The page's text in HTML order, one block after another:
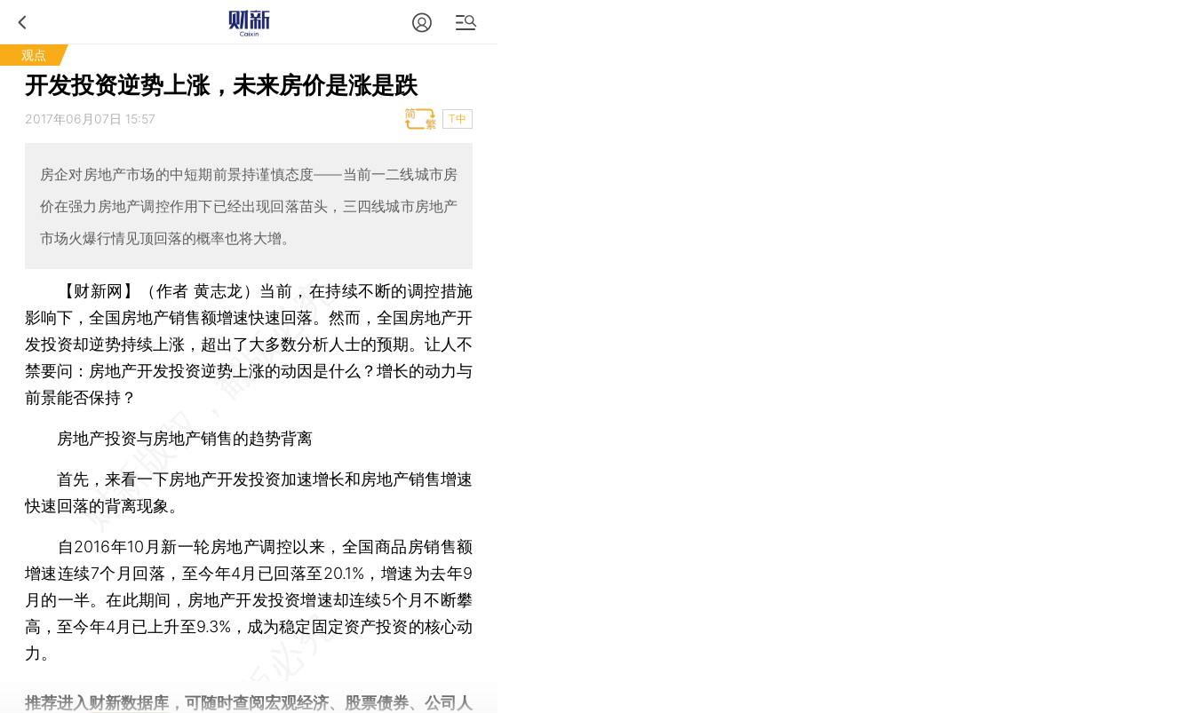
观点
开发投资逆势上涨，未来房价是涨是跌
2017年06月07日 15:57 T中
房企对房地产市场的中短期前景持谨慎态度——当前一二线城市房
价在强力房地产调控作用下已经出现回落苗头，三四线城市房地产
市场火爆行情见顶回落的概率也将大增。
【财新网】（作者 黄志龙） 当前，在持续不断的调控措施
影响下，全国房地产销售额增速快速回落。然而，全国房地产开
发投资却逆势持续上涨，超出了大多数分析人士的预期。让人不
禁要问：房地产开发投资逆势上涨的动因是什么？增长的动力与
前景能否保持？
房地产投资与房地产销售的趋势背离
首先，来看一下房地产开发投资加速增长和房地产销售增速
快速回落的背离现象。
自2016年10月新一轮房地产调控以来，全国商品房销售额
增速连续7个月回落，至今年4月已回落至20.1%，增速为去年9
月的一半。在此期间，房地产开发投资增速却连续5个月不断攀
高，至今年4月已上升至9.3%，成为稳定固定资产投资的核心动
力。
推荐进入财新数据库 ，可随时查阅宏观经济、股票债券、公司人